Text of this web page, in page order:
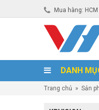
Mua hàng:
DANH
Trang chủ » Sản